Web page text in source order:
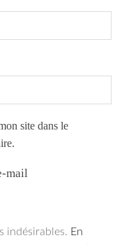
site dans le
mail
indésirables. En